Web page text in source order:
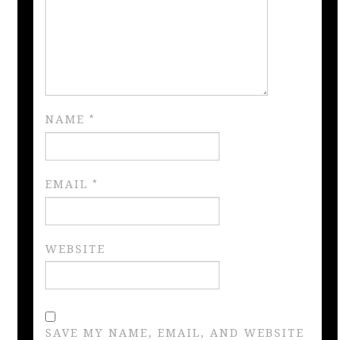
NAME*
EMAIL*
WEBSITE
SAVE MY NAME, EMAIL, AND WEBSITE